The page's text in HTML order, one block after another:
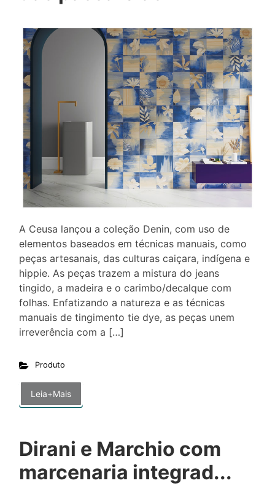
A Ceusa lançou a coleção Denin, com uso de
elementos baseados em técnicas manuais, como
peças artesanais, das culturas caiçara, indígena e
hippie. As peças trazem a mistura do jeans
tingido, a madeira e o carimbo/decalque com
folhas. Enfatizando a natureza e as técnicas
manuais de tingimento tie dye, as peças unem
irreverência com a […]
Produto
Leia+Mais
Dirani e Marchio com
marcenaria integrad...